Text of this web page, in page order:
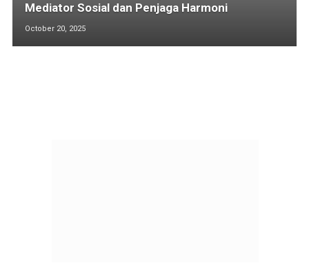
Mediator Sosial dan Penjaga Harmoni
October 20, 2025